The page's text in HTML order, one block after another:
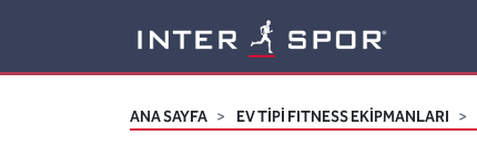
ANA SAYFA EV TİPİ FITNESS EKİPMANLARI